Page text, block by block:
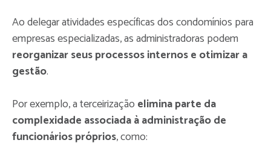
Ao delegar atividades específicas dos condomínios para
empresas especializadas, as administradoras podem
reorganizar seus processos internos e otimizar a
gestão.
Por exemplo, a terceirização elimina parte da
complexidade associada à administração de
funcionários próprios, como: